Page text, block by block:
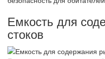
Емкость для
стоков